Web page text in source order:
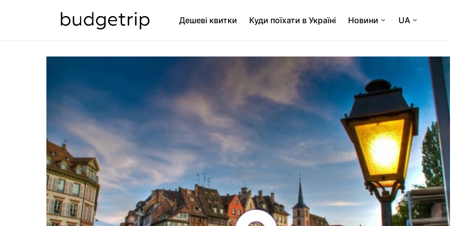
Дешеві квитки Куди поїхати в Україні Новини UA